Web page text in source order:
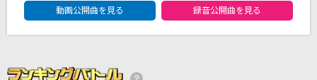
Let It Go～ありのままで～
松たか子
がらくた(ビデオクリップバージョン)
動画公開曲を見る
録音公開曲を見る